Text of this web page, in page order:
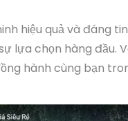
hiệu quả và đáng
lựa chọn hàng đầu.
hành cùng bạn